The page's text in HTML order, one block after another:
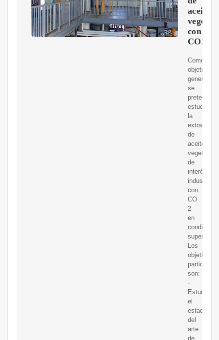
aceites
con
CO2
Como
objetivo
general,
se
pretende
estudiar
la
extracción
de
aceites
vegetales
de
interés
industrial
con
CO
2
en
Los
objetivos
son:
-
Estudiar
el
estado
del
arte
de